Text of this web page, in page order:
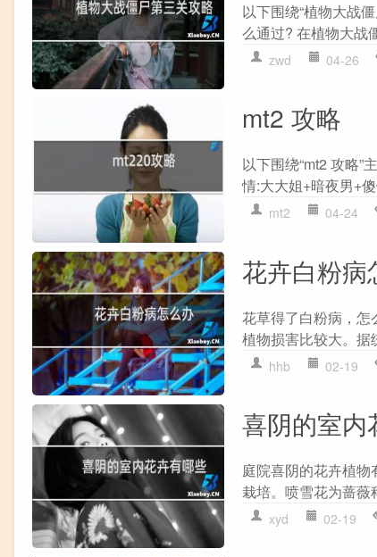
以下围绕“植物大战
么通过? 在植物大战
zwd 04-26
mt2 攻略
以下围绕“mt2 攻略”
情:大大姐+暗夜男+
mt2 04-24
花卉白粉病
花草得了白粉病，
植物损害比较大。据
hhb 02-19
喜阴的室内
庭院喜阴的花卉植
栽培。喷雪花为蔷薇
xyd 02-19